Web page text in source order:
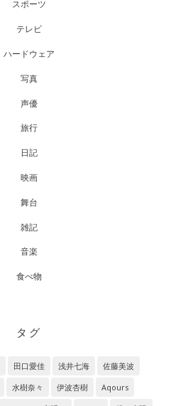
スポーツ
テレビ
ハードウェア
写真
声優
旅行
日記
映画
舞台
雑記
音楽
食べ物
タグ
田口愛佳 浅井七海
佐藤美波
水樹奈々 伊波杏樹
Aqours